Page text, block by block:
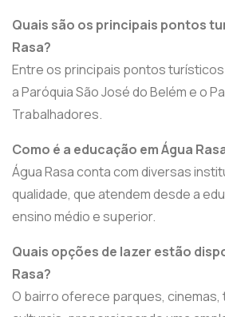
Quais são os principais pontos
Rasa?
Entre os principais pontos
a Paróquia São José do Belém e o
Trabalhadores.
Como é a educação em Água
Água Rasa conta com diversas
qualidade, que atendem desde a
ensino médio e superior.
Quais opções de lazer estão
Rasa?
O bairro oferece parques,